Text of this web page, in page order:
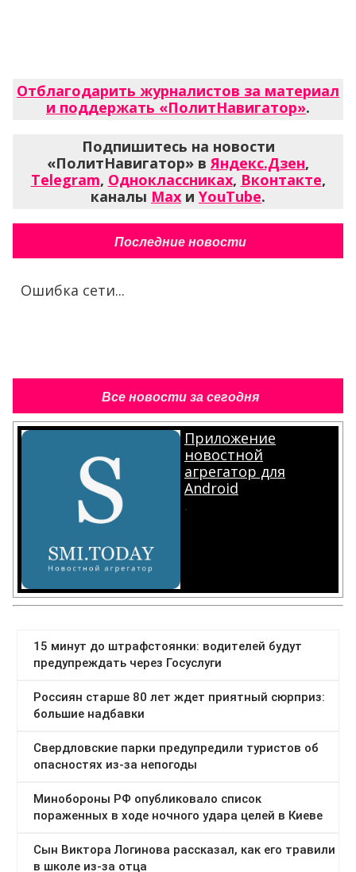
Отблагодарить журналистов за материал
и поддержать «ПолитНавигатор».
Подпишитесь на новости
«ПолитНавигатор» вЯндекс.Дзен,
Telegram, Одноклассниках, Вконтакте,
каналы Max и YouTube.
Последние новости
Ошибка сети...
Все новости за сегодня
Приложение
новостной
агрегатор для
Android
.